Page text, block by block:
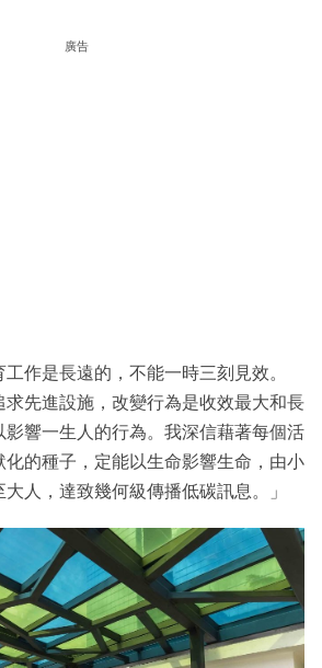
廣告
作是長遠的，不能一時三刻見效。
求先進設施，改變行為是收效最大和長
影響一生人的行為。我深信藉著每個活
化的種子，定能以生命影響生命，由小
人，達致幾何級傳播低碳訊息。」